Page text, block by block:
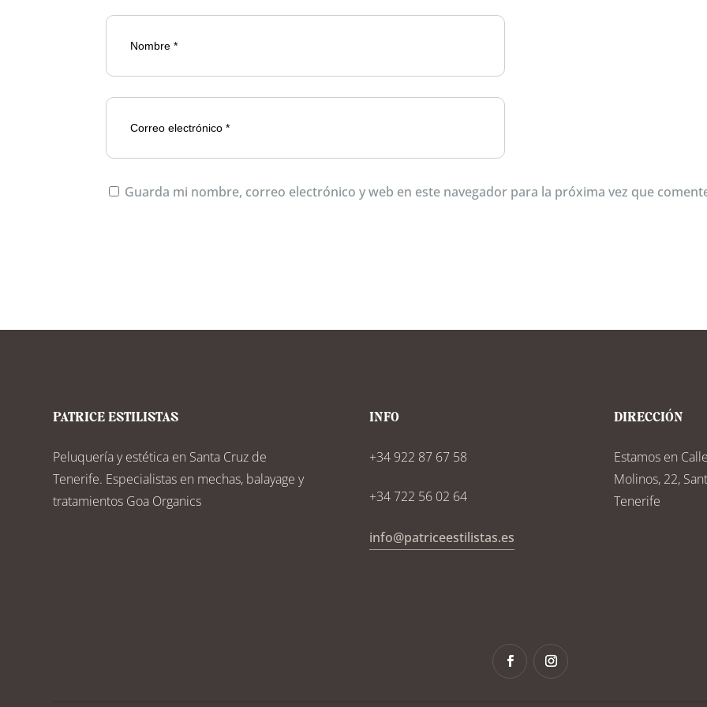
Guarda mi nombre, correo electrónico y web en este navegador para la próxima vez que
PATRICE ESTILISTAS
Peluquería y estética en Santa Cruz de
Tenerife. Especialistas en mechas, balayage y
tratamientos Goa Organics
INFO
+34 922 87 67 58
+34 722 56 02 64
info@patriceestilistas.es
DIRECCIÓN
Estamos en
Molinos, 22,
Tenerife